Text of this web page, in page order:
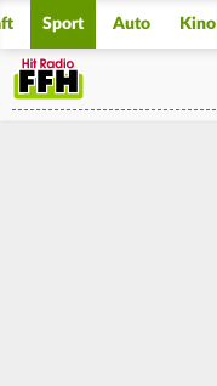
Sport Auto Kino